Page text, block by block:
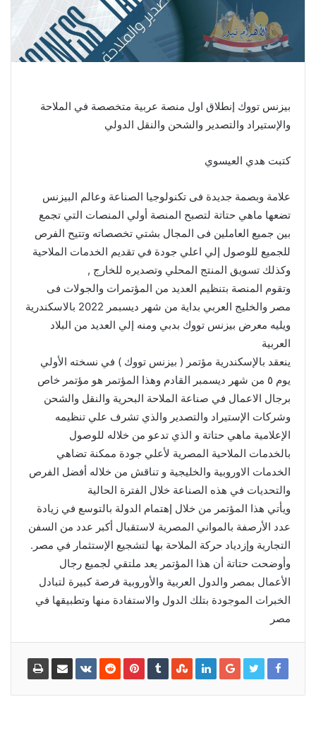
بيزنس تووك إنطلاق اول منصة عربية متخصصة في الملاحة
والإستيراد والتصدير والشحن والنقل الدولي
كتبت هدي العيسوي
علامة وبصمة جديدة فى تكنولوجيا الصناعة وعالم البيزنس
تضعها ماهي حتاتة لتصبح المنصة أولي المنصات التي تجمع
بين جميع العاملين فى المجال بشتي تخصصاته وتتيح الفرص
للجميع للوصول إلي اعلي جودة في تقديم الخدمات الملاحية
وكذلك تسويق المنتج المحلي وتصديره للخارج ,
وتقوم المنصة بتنظيم العديد من المؤتمرات والجولات فى
مصر والخليج العربي بداية من شهر ديسبمر 2022 بالاسكندرية
ويليه معرض بيزنس تووك بدبي ومنه إلي العديد من البلاد
العربية
ينعقد بالإسكندرية مؤتمر ( بيزنس تووك ) في نسخته الأولي
يوم ٥ من شهر ديسمبر القادم وهذا المؤتمر هو مؤتمر خاص
برجال الاعمال في صناعة الملاحة البحرية والنقل والشحن
وشركات الإستيراد والتصدير والذي تشرف علي تنظيمه
الإعلامية ماهي حتاتة و الذي تدعو من خلاله للوصول
بالخدمات الملاحية المصرية لأعلي جودة ممكنة تضاهي
الخدمات الاوروبية والخليجية و تناقش من خلاله أفضل الفرص
والتحديات في هذه الصناعة خلال الفترة الحالية
ويأتي هذا المؤتمر من خلال إهتمام الدولة بالتوسع في زيادة
عدد الأرصفة بالمواني المصرية لاستقبال أكبر عدد من السفن
التجارية وإزدياد حركة الملاحة بها لتشجيع الإستثمار في مصر.
وأوضحت حتاتة أن هذا المؤتمر يعد ملتقي لجميع رجال
الأعمال بمصر والدول العربية والأوروبية فرصة كبيرة لتبادل
الخبرات الموجودة بتلك الدول والاستفادة منها وتطبيقها في
مصر